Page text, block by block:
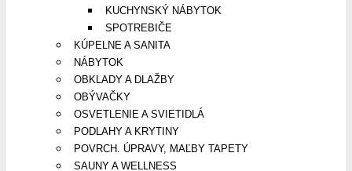
KUCHYNSKÝ NÁBYTOK
SPOTREBIČE
KÚPELNE A SANITA
NÁBYTOK
OBKLADY A DLAŽBY
OBÝVAČKY
OSVETLENIE A SVIETIDLÁ
PODLAHY A KRYTINY
POVRCH. ÚPRAVY, MAĽBY TAPETY
SAUNY A WELLNESS